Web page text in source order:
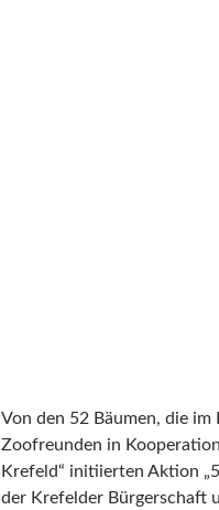
Von den 52 Bäumen, die
Zoofreunden in
Krefeld“ initiierten Aktion
der Krefelder Bürgerschaft